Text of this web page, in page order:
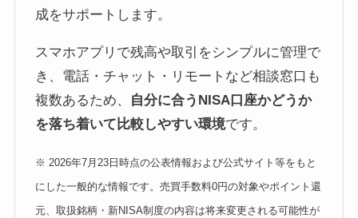
成をサポートします。
スマホアプリで残高や取引をシンプルに管理で
き、電話・チャット・リモートなど相談窓口も
複数あるため、 自分に合うNISA口座かどうか
を落ち着いて比較しやすい環境です。
※ 2026年7月23日時点の公表情報および公式サイト等をもと
にした一般的な情報です。売買手数料0円の対象やポイント還
元、取扱銘柄・新NISA制度の内容は将来変更される可能性が